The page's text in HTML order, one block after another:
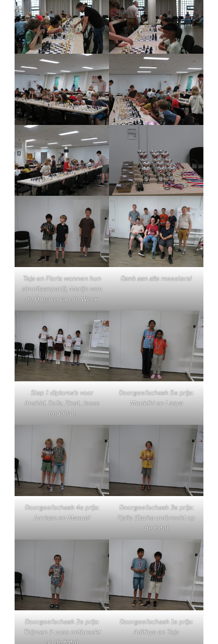
Teja en Floris wonnen hun
simultaanpartij, Merijn won
de Opgave van de Week
Dank aan alle meesters!
Stap 1 diploma’s voor
Anahid, Sefa, Zinat, Jesse
en Johan
Doorgeefschaak 5e prijs:
Moukthi en Lasya
Doorgeefschaak 4e prijs:
Jurriaan en Manuel
Doorgeefschaak 3e prijs:
Fjalle (Sacha ontbreekt op
de foto)
Doorgeefschaak 2e prijs:
Thijmen (Lucas ontbreekt
op de foto)
Doorgeefschaak 1e prijs:
Adithya en Teja